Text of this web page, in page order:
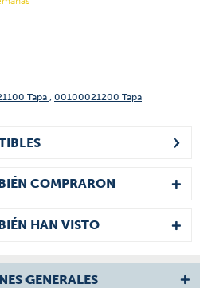
Tapa , 00100021200 Tapa
COMPRARON
HAN VISTO
GENERALES